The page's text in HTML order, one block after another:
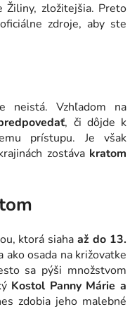
Žiliny, zložitejšia. Preto
zdroje, aby ste
neistá. Vzhľadom na
, či dôjde k
prístupu. Je však
zostávakratom
ktorá siahaaž do 13.
osada na križovatke
sa pýši množstvom
Kostol Panny Márie a
zdobia jeho malebné